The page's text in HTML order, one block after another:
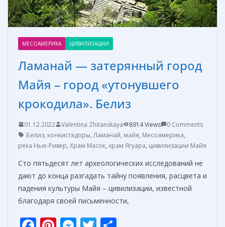
МЕСОАМЕРИКА ЦИВИЛИЗАЦИИ
Ламанай — затерянный город
Майя – город «утонувшего
крокодила». Белиз
01.12.2022 Valentina Zhitanskaya 8914 Views
0 Comments
Белиз, конкистадоры,Ламанай, майя, Месоамерика,
река Нью-Ривер, Храм Масок, храм Ягуара, цивилизации Майя
Сто пятьдесят лет археологических исследований не
дают до конца разгадать тайну появления, расцвета и
падения культуры Майя – цивилизации, известной
благодаря своей письменности,